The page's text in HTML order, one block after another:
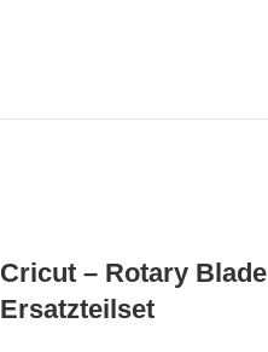
Cricut – Rotary Blade
Ersatzteilset